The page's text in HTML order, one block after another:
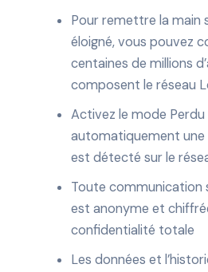
Pour remettre la main
éloigné, vous pouvez
centaines de millions
composent le réseau
Activez le mode Perdu
automatiquement une
est détecté sur le
Toute communication
est anonyme et
confidentialité totale
Les données et